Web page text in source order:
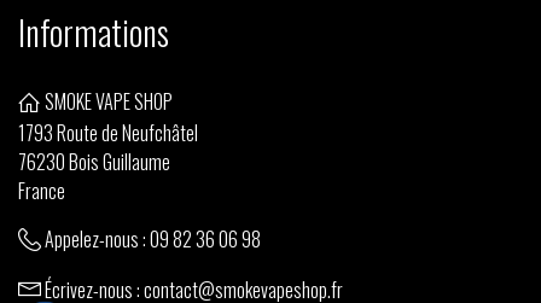
Informations
SMOKE VAPE SHOP
1793 Route de Neufchâtel
76230 Bois Guillaume
France
Appelez-nous :09 82 36 06 98
Écrivez-nous :contact@smokevapeshop.fr